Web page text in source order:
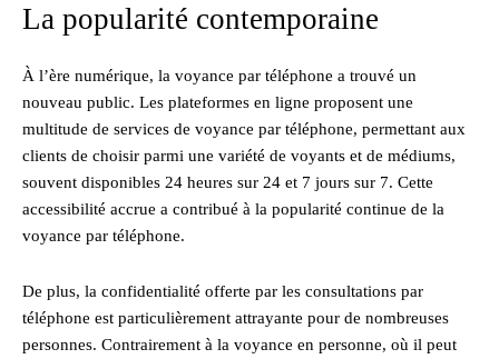
La popularité contemporaine
À l’ère numérique, la voyance par téléphone a trouvé un
nouveau public. Les plateformes en ligne proposent une
multitude de services de voyance par téléphone, permettant aux
clients de choisir parmi une variété de voyants et de médiums,
souvent disponibles 24 heures sur 24 et 7 jours sur 7. Cette
accessibilité accrue a contribué à la popularité continue de la
voyance par téléphone.
De plus, la confidentialité offerte par les consultations par
téléphone est particulièrement attrayante pour de nombreuses
personnes. Contrairement à la voyance en personne, où il peut